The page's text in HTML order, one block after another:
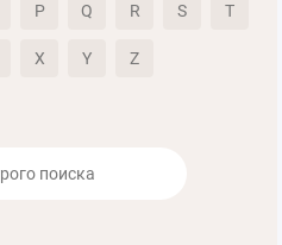
P Q R S T
X Y Z